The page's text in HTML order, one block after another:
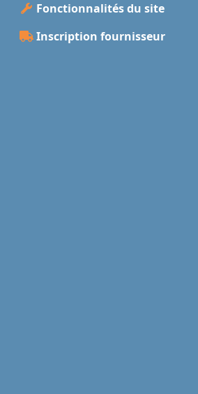
Fonctionnalités du site
Inscription fournisseur